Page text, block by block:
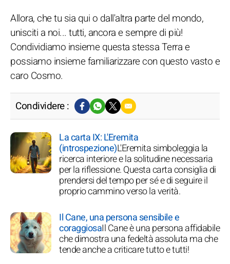
Allora, che tu sia qui o dall'altra parte del mondo,
unisciti a noi... tutti, ancora e sempre di più!
Condividiamo insieme questa stessa Terra e
possiamo insieme familiarizzare con questo vasto e
caro Cosmo.
Condividere :
La carta IX: L'Eremita
(introspezione)L'Eremita simboleggia la
ricerca interiore e la solitudine necessaria
per la riflessione. Questa carta consiglia di
prendersi del tempo per sé e di seguire il
proprio cammino verso la verità.
Il Cane, una persona sensibile e
coraggiosaIl Cane è una persona affidabile
che dimostra una fedeltà assoluta ma che
tende anche a criticare tutto e tutti!